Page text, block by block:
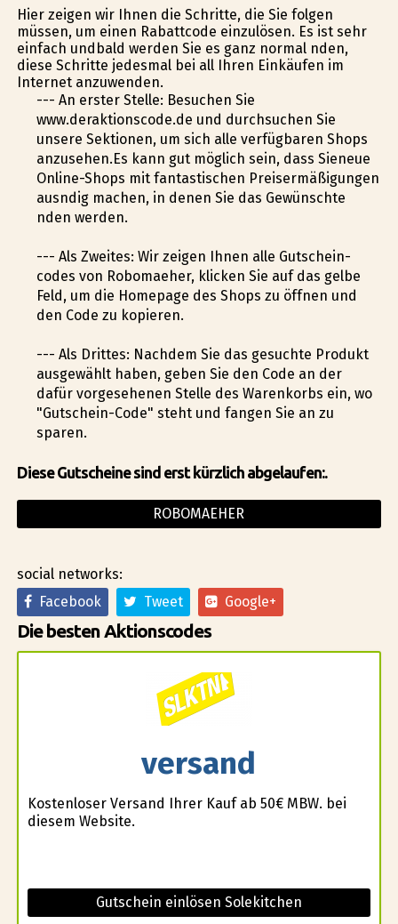
Hier zeigen wir Ihnen die Schritte, die Sie folgen
müssen, um einen Rabattcode einzulösen. Es ist sehr
einfach undbald werden Sie es ganz normal finden,
diese Schritte jedesmal bei all Ihren Einkäufen im
Internet anzuwenden.
--- An erster Stelle: Besuchen Sie
www.deraktionscode.de und durchsuchen Sie
unsere Sektionen, um sich alle verfügbaren Shops
anzusehen.Es kann gut möglich sein, dass Sieneue
Online-Shops mit fantastischen Preisermäßigungen
ausfindig machen, in denen Sie das Gewünschte
finden werden.
--- Als Zweites: Wir zeigen Ihnen alle Gutschein-
codes von Robomaeher, klicken Sie auf das gelbe
Feld, um die Homepage des Shops zu öffnen und
den Code zu kopieren.
--- Als Drittes: Nachdem Sie das gesuchte Produkt
ausgewählt haben, geben Sie den Code an der
dafür vorgesehenen Stelle des Warenkorbs ein, wo
"Gutschein-Code" steht und fangen Sie an zu
sparen.
Diese Gutscheine sind erst kürzlich abgelaufen:.
ROBOMAEHER
social networks:
Facebook
Tweet Google+
Die besten Aktionscodes
versand
Kostenloser Versand Ihrer Kauf ab 50€ MBW. bei
diesem Website.
Gutschein einlösen Solekitchen